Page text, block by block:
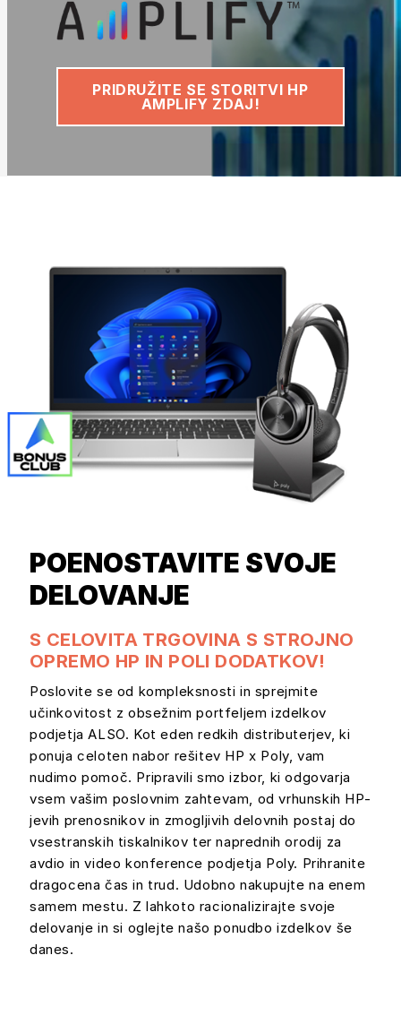
PRIDRUŽITE SE STORITVI HP
AMPLIFY ZDAJ!
POENOSTAVITE SVOJE
DELOVANJE
S CELOVITA TRGOVINA S STROJNO
OPREMO HP IN POLI DODATKOV!
Poslovite se od kompleksnosti in sprejmite
učinkovitost z obsežnim portfeljem izdelkov
podjetja ALSO. Kot eden redkih distributerjev, ki
ponuja celoten nabor rešitev HP x Poly, vam
nudimo pomoč. Pripravili smo izbor, ki odgovarja
vsem vašim poslovnim zahtevam, od vrhunskih HP-
jevih prenosnikov in zmogljivih delovnih postaj do
vsestranskih tiskalnikov ter naprednih orodij za
avdio in video konference podjetja Poly. Prihranite
dragocena čas in trud. Udobno nakupujte na enem
samem mestu. Z lahkoto racionalizirajte svoje
delovanje in si oglejte našo ponudbo izdelkov še
danes.